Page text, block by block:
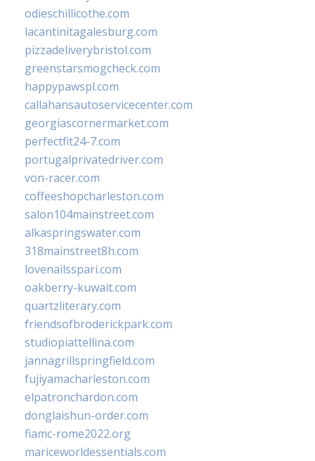
odieschillicothe.com
lacantinitagalesburg.com
pizzadeliverybristol.com
greenstarsmogcheck.com
happypawspl.com
callahansautoservicecenter.com
georgiascornermarket.com
perfectfit24-7.com
portugalprivatedriver.com
von-racer.com
coffeeshopcharleston.com
salon104mainstreet.com
alkaspringswater.com
318mainstreet8h.com
lovenailsspari.com
oakberry-kuwait.com
quartzliterary.com
friendsofbroderickpark.com
studiopiattellina.com
jannagrillspringfield.com
fujiyamacharleston.com
elpatronchardon.com
donglaishun-order.com
fiamc-rome2022.org
mariceworldessentials.com